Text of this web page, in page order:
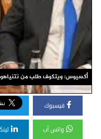
أكسيوس: ويتكوف طلب من نتنياهو
فيسبوك
واتس آب